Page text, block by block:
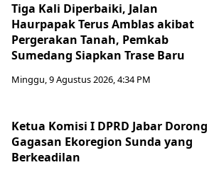
Tiga Kali Diperbaiki, Jalan
Haurpapak Terus Amblas akibat
Pergerakan Tanah, Pemkab
Sumedang Siapkan Trase Baru
Minggu, 9 Agustus 2026, 4:34 PM
Ketua Komisi I DPRD Jabar Dorong
Gagasan Ekoregion Sunda yang
Berkeadilan